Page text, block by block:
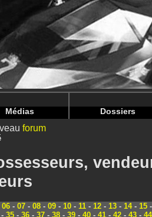
Magazine-Communaute.php on
Magazine-Communaute.phpon
Médias Dossiers
forum
06- 07- 08- 09- 10- 11- 12- 13- 14- 15-
35- 36- 37- 38- 39- 40- 41- 42- 43- 44